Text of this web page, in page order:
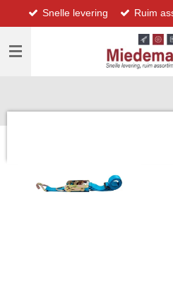
direct
naar
hoofdinhoud
Snelle levering Ruim